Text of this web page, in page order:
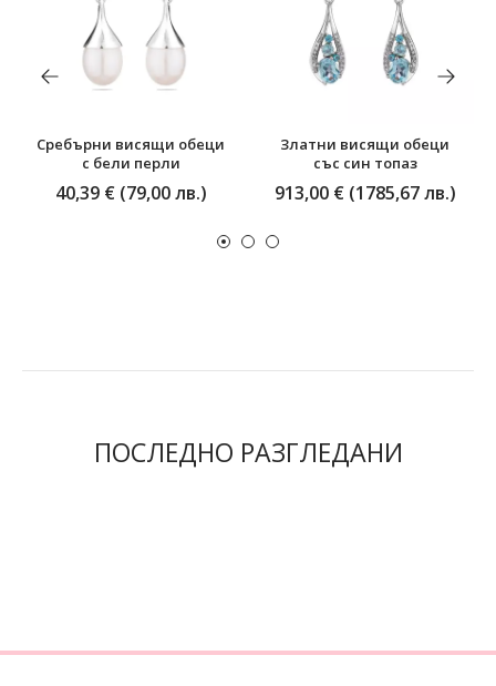
Сребърни висящи обеци
с бели перли
40,39 € (79,00 лв.)
Златни висящи обеци
със син топаз
913,00 € (1785,67 лв.)
ПОСЛЕДНО РАЗГЛЕДАНИ